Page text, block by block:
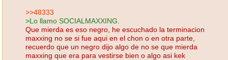
>>48333
>Lo llamo SOCIALMAXXING.
Que mierda es eso negro, he escuchado la terminacion
maxxing no se si fue aqui en el chon o en otra parte,
recuerdo que un negro dijo algo de no se que mierda
maxxing que era para vestirse bien o algo asi kek